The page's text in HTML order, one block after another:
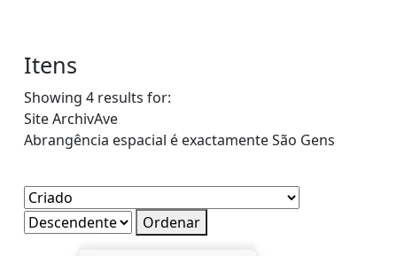
Itens
Showing 4 results for:
SiteArchivAve
Abrangência espacial é exactamenteSão Gens
Ordenar